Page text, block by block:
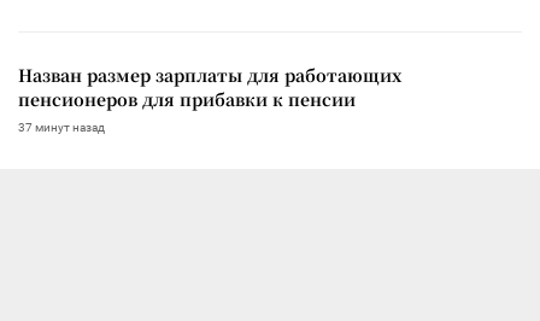
Назван размер зарплаты для работающих
пенсионеров для прибавки к пенсии
37 минут назад